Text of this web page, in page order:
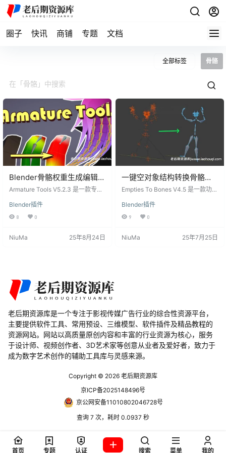
圈子 快讯 商铺 专题 文档
全部标签 骨骼
Blender骨骼权重生成编辑插
件 Armature Tools V5.2.3
Armature Tools V5.2.3 是一款专为
插件，旨在帮助用户快速生成和编
辑带权重的骨骼。该插件特别适用
不应用权重）。该插件还旨在简化
率。 简化权重编辑：简化权重绘画
的额…
Blender插件
8 0
NiuMa 25年8月24日
一键空对象结构转换骨骼
Blender插件-Empties To
Empties To Bones V4.5 是一款功能
象（empties）构成的层次结构一键
转换为骨骼结构。无论是静态还是
动画重定向、动画导出等多种用
Blender插件
9 0
NiuMa 25年7月25日
老后期资源库是一个专注于影视传媒广告行业的综合性资源平台，
主要提供软件工具、常用预设、三维模型、软件插件及精品教程的
资源网站。网站以高质量原创内容和丰富的行业资源为核心，服务
于设计师、视频创作者、3D艺术家等创意从业者及爱好者，致力于
成为数字艺术创作的辅助工具库与灵感来源。
Copyright © 2026 老后期资源库
京ICP备2025148496号
京公网安备11010802046728号
查询 7 次，耗时 0.0937 秒
首页 专题 认证 搜索 菜单 我的